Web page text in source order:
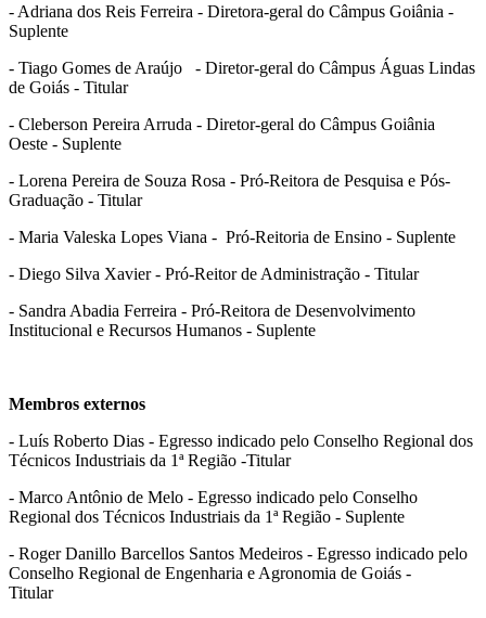
- Adriana dos Reis Ferreira - Diretora-geral do Câmpus Goiânia -
Suplente
- Tiago Gomes de Araújo - Diretor-geral do Câmpus Águas Lindas
de Goiás - Titular
- Cleberson Pereira Arruda - Diretor-geral do Câmpus Goiânia
Oeste - Suplente
- Lorena Pereira de Souza Rosa - Pró-Reitora de Pesquisa e Pós-
Graduação - Titular
- Maria Valeska Lopes Viana - Pró-Reitoria de Ensino - Suplente
- Diego Silva Xavier - Pró-Reitor de Administração - Titular
- Sandra Abadia Ferreira - Pró-Reitora de Desenvolvimento
Institucional e Recursos Humanos - Suplente
Membros externos
- Luís Roberto Dias - Egresso indicado pelo Conselho Regional dos
Técnicos Industriais da 1ª Região -Titular
- Marco Antônio de Melo - Egresso indicado pelo Conselho
Regional dos Técnicos Industriais da 1ª Região - Suplente
- Roger Danillo Barcellos Santos Medeiros - Egresso indicado pelo
Conselho Regional de Engenharia e Agronomia de Goiás -
Titular